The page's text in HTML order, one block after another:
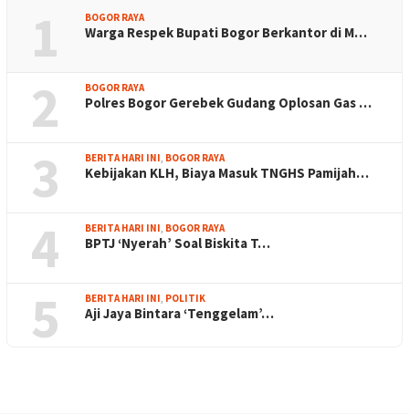
1 BOGOR RAYA
Warga Respek Bupati Bogor Berkantor di M…
2 BOGOR RAYA
Polres Bogor Gerebek Gudang Oplosan Gas …
3 BERITA HARI INI, BOGOR RAYA
Kebijakan KLH, Biaya Masuk TNGHS Pamijah…
4 BERITA HARI INI, BOGOR RAYA
BPTJ ‘Nyerah’ Soal Biskita T…
5 BERITA HARI INI, POLITIK
Aji Jaya Bintara ‘Tenggelam’…